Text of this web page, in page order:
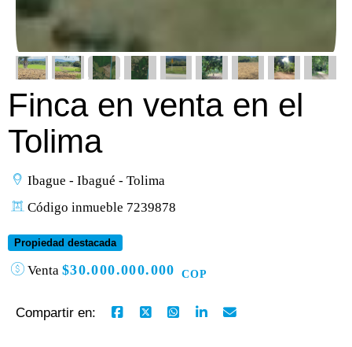
Finca en venta en el
Tolima
Ibague - Ibagué - Tolima
Código inmueble 7239878
Propiedad destacada
Venta $30.000.000.000 COP
Compartir en: